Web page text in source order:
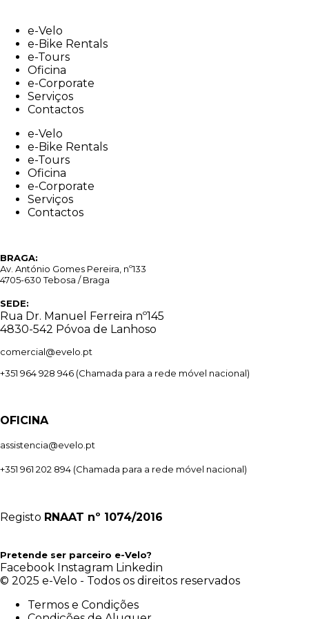
contente-Velo
e-Bike Rentals
e-Tours
Oficina
e-Corporate
Serviços
Contactos
e-Velo
e-Bike Rentals
e-Tours
Oficina
e-Corporate
Serviços
Contactos
BRAGA:
Av. António Gomes Pereira, nº133
4705-630 Tebosa / Braga
SEDE:
Rua Dr. Manuel Ferreira nº145
4830-542 Póvoa de Lanhoso
comercial@evelo.pt
+351 964 928 946 (Chamada para a rede móvel nacional)
OFICINA
assistencia@evelo.pt
+351 961 202 894 (Chamada para a rede móvel nacional)
Registo RNAAT nº 1074/2016
Pretende ser parceiro e-Velo?
Facebook Instagram Linkedin
© 2025 e-Velo - Todos os direitos reservados
Termos e Condições